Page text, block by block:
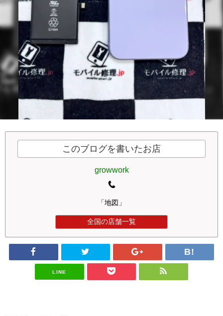
このブログを書いたお店
growwork
「地図」
全国の店舗一覧
LINE